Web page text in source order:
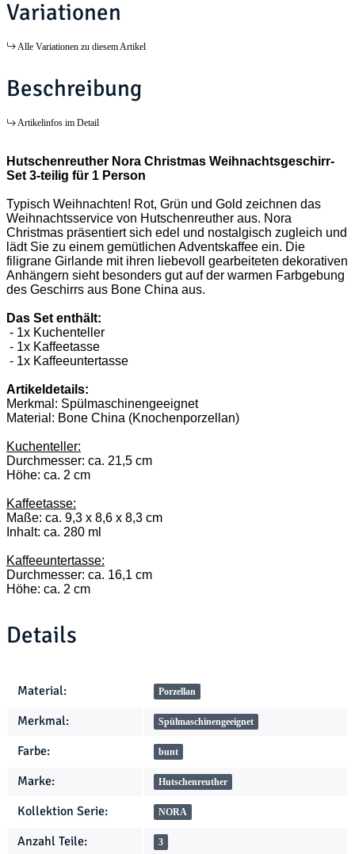
Variationen
Alle Variationen zu diesem Artikel
Beschreibung
Artikelinfos im Detail
Hutschenreuther Nora Christmas Weihnachtsgeschirr-
Set 3-teilig für 1 Person
Typisch Weihnachten! Rot, Grün und Gold zeichnen das
Weihnachtsservice von Hutschenreuther aus. Nora
Christmas präsentiert sich edel und nostalgisch zugleich und
lädt Sie zu einem gemütlichen Adventskaffee ein. Die
filigrane Girlande mit ihren liebevoll gearbeiteten dekorativen
Anhängern sieht besonders gut auf der warmen Farbgebung
des Geschirrs aus Bone China aus.
Das Set enthält:
- 1x Kuchenteller
- 1x Kaffeetasse
- 1x Kaffeeuntertasse
Artikeldetails:
Merkmal: Spülmaschinengeeignet
Material: Bone China (Knochenporzellan)
Kuchenteller:
Durchmesser: ca. 21,5 cm
Höhe: ca. 2 cm
Kaffeetasse:
Maße: ca. 9,3 x 8,6 x 8,3 cm
Inhalt: ca. 280 ml
Kaffeeuntertasse:
Durchmesser: ca. 16,1 cm
Höhe: ca. 2 cm
Details
Produkteigenschaft
Wert
Material: Porzellan
Merkmal: Spülmaschinengeeignet
Farbe: bunt
Marke: Hutschenreuther
Kollektion Serie: NORA
Anzahl Teile: 3